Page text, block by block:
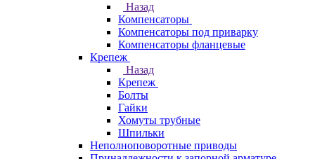
Назад
Компенсаторы
Компенсаторы под приварку
Компенсаторы фланцевые
Крепеж
Назад
Крепеж
Болты
Гайки
Хомуты трубные
Шпильки
Неполноповоротные приводы